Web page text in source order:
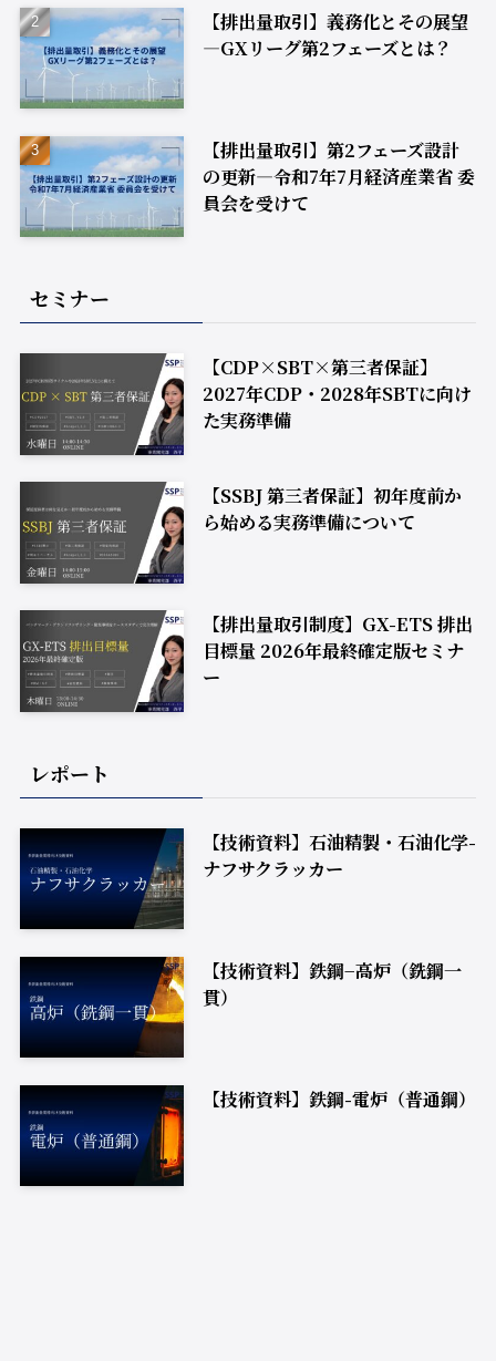
【排出量取引】義務化とその展望
―GXリーグ第2フェーズとは？
【排出量取引】第2フェーズ設計
の更新―令和7年7月経済産業省 委
員会を受けて
セミナー
【CDP×SBT×第三者保証】
2027年CDP・2028年SBTに向け
た実務準備
【SSBJ 第三者保証】初年度前か
ら始める実務準備について
【排出量取引制度】GX-ETS 排出
目標量 2026年最終確定版セミナ
ー
レポート
【技術資料】石油精製・石油化学-
ナフサクラッカー
【技術資料】鉄鋼−高炉（銑鋼一
貫）
【技術資料】鉄鋼-電炉（普通鋼）